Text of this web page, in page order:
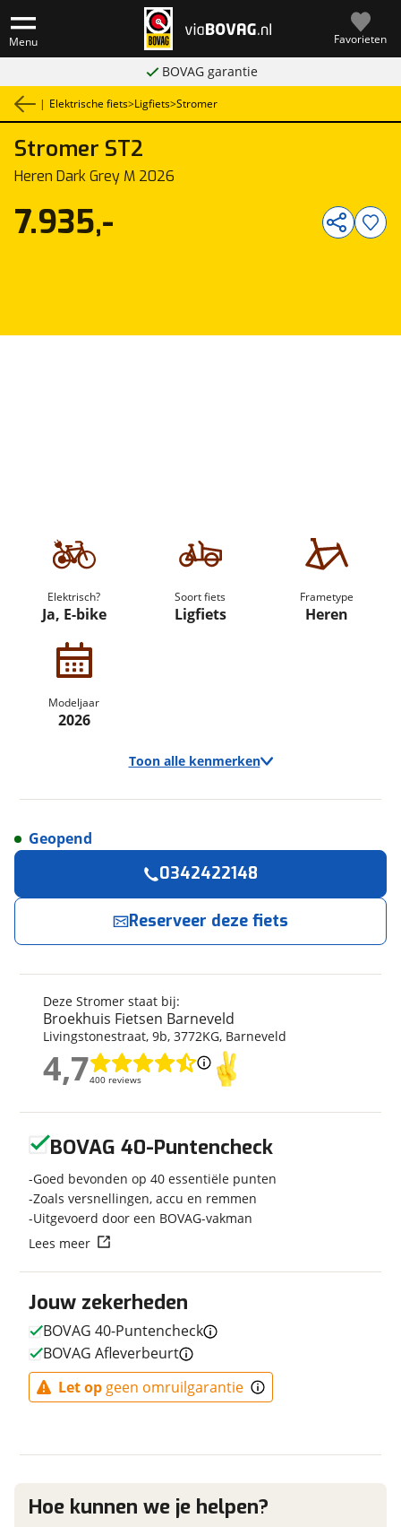
Menu Favorieten
BOVAG garantie
| Elektrische fiets>Ligfiets>Stromer
Stromer ST2
Heren Dark Grey M 2026
Elektrisch?
Ja, E-bike
Soort fiets
Ligfiets
Frametype
Heren
Modeljaar
2026
Toon alle kenmerken
ST2
Modeljaar
2026
Nieuw of occasion
Nieuw
Kleur
Fabriekskleur
Dark Grey
E-bike
Elektrisch? Ja, E-bike
Financieel
Prijs
€ 7.935,-
7.935,-
Deze Stromer staat bij:
Broekhuis Fietsen Barneveld
Livingstonestraat, 9b, 3772KG, Barneveld
4,7400 reviews
4,7
Geopend
0342422148
Reserveer deze fiets
Reserveernu!
Broekhuis Fietsen Barneveld neemt snel
contact met je op.
Naam
E-mailadres
Telefoonnummer (optioneel)
Vraag mijn reservering aan
goed mogelijk bij de aanbieder te brengen. Lees hier meer
Jouw zekerheden
BOVAG 40-Puntencheck
BOVAG Afleverbeurt
Let op geen omruilgarantie
BOVAG 40-Puntencheck
Goed bevonden op 40 essentiële punten
Zoals versnellingen, accu en remmen
Uitgevoerd door een BOVAG-vakman
Lees meer
Hoe kunnen we je helpen?